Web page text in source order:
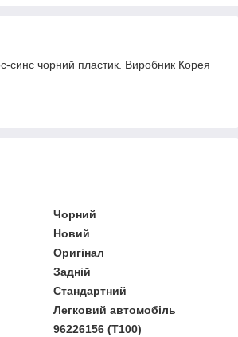
синс чорний пластик. Виробник Корея
Чорний
Новий
Оригінал
Задній
Стандартний
Легковий автомобіль
96226156 (T100)